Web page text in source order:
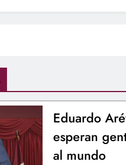
Eduardo
esperan
al mundo